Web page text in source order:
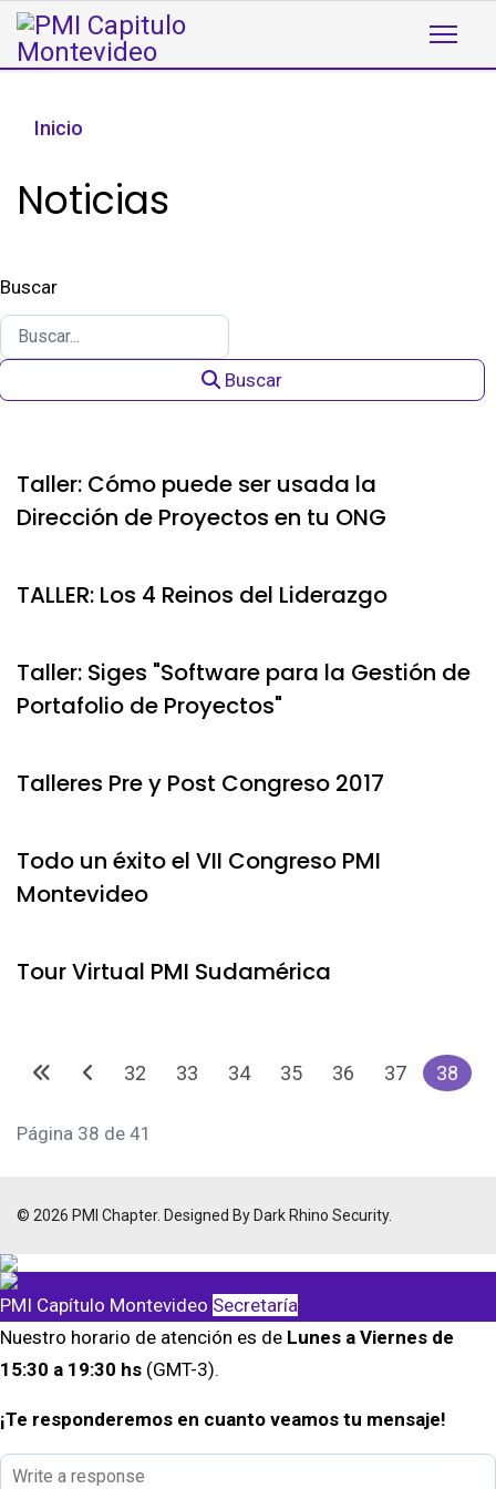
Inicio
Noticias
Buscar
Buscar
Taller: Cómo puede ser usada la
Dirección de Proyectos en tu ONG
TALLER: Los 4 Reinos del Liderazgo
Taller: Siges "Software para la Gestión de
Portafolio de Proyectos"
Talleres Pre y Post Congreso 2017
Todo un éxito el VII Congreso PMI
Montevideo
Tour Virtual PMI Sudamérica
32 33 34 35 36 37 38
Página 38 de 41
© 2026 PMI Chapter. Designed By Dark Rhino Security.
PMI Capítulo Montevideo Secretaría
Nuestro horario de atención es de Lunes a Viernes de
15:30 a 19:30 hs (GMT-3).
¡Te responderemos en cuanto veamos tu mensaje!